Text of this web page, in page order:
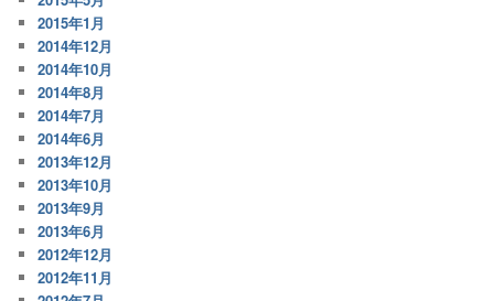
2015年1月
2014年12月
2014年10月
2014年8月
2014年7月
2014年6月
2013年12月
2013年10月
2013年9月
2013年6月
2012年12月
2012年11月